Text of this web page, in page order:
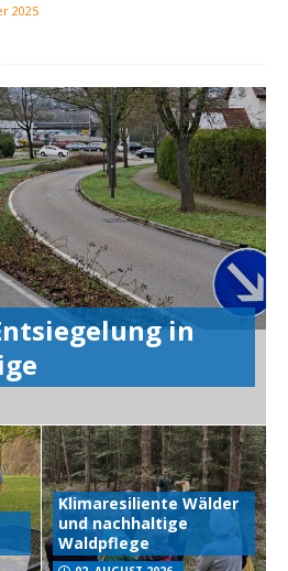
2025
in
Klimaresiliente Wälder
und nachhaltige
Waldpflege